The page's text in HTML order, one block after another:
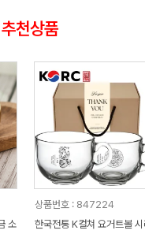
추천상품
상품번호 : 847224
한국전통 K컬쳐 요거트볼